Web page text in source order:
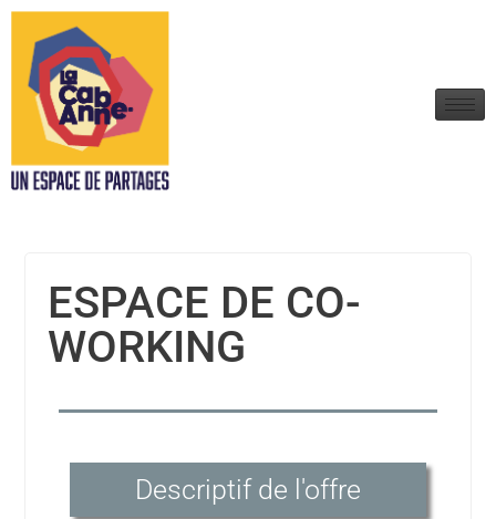
ESPACE DE CO-
WORKING
Descriptif de l'offre